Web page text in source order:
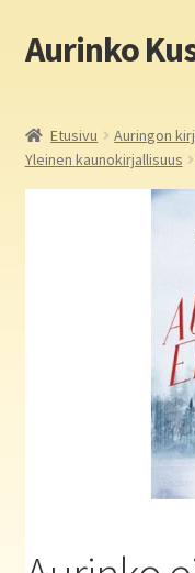
Siirry
navigointiin
Siirry
sisältöön
Aurinko
Yritys
Aurinko Kustannus:
Auringon kirja- ja
Etusivu Auringon
Yleinen kaunokirjallisuus